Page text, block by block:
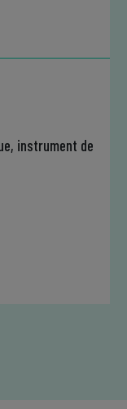
instrument de